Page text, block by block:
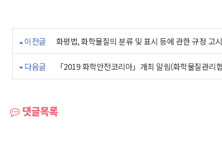
이전글 화평법, 화학물질의 분류 및 표시 등에 관한 규정 고
다음글 「2019 화학안전코리아」개최 알림(화학물질관리
댓글목록